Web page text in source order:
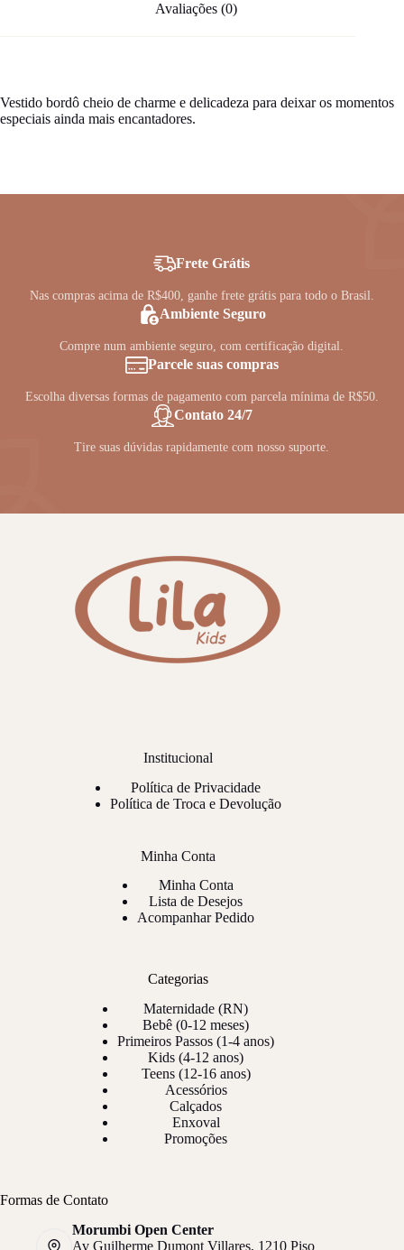
Avaliações (0)
Vestido bordô cheio de charme e delicadeza para deixar os momentos
especiais ainda mais encantadores.
Frete Grátis
Nas compras acima de R$400, ganhe frete grátis para todo o Brasil.
Ambiente Seguro
Compre num ambiente seguro, com certificação digital.
Parcele suas compras
Escolha diversas formas de pagamento com parcela mínima de R$50.
Contato 24/7
Tire suas dúvidas rapidamente com nosso suporte.
Institucional
Política de Privacidade
Política de Troca e Devolução
Minha Conta
Minha Conta
Lista de Desejos
Acompanhar Pedido
Categorias
Maternidade (RN)
Bebê (0-12 meses)
Primeiros Passos (1-4 anos)
Kids (4-12 anos)
Teens (12-16 anos)
Acessórios
Calçados
Enxoval
Promoções
Formas de Contato
Morumbi Open Center
Av Guilherme Dumont Villares, 1210 Piso